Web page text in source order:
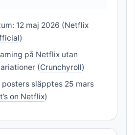
12 maj 2026 (Netflix
)
på Netflix utan
(Crunchyroll)
posters släpptes 25 mars
on Netflix)